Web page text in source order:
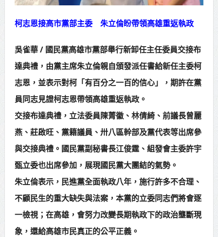
賴清德總統主持將官晉任 期勉精進
不對稱戰力
蔣萬安再拋出「倒閣說」 喊推陳其
邁組閣
賴總統肯定「金唐獎」得獎者及入
圍者 允諾完善支持體系
柯志恩接高市黨部主委 朱立倫盼帶領高雄重返執政
吳雀華 / 國民黨高雄市黨部舉行新卸任主任委員交接布
達典禮，由黨主席朱立倫親自頒發派任書給新任主委柯
志恩，並表示對柯「有百分之一百的信心」，期許在黨
員同志見證柯志恩帶領高雄重返執政。
交接布達典禮，立法委員陳菁徽、林倩綺、前議長曾麗
燕、莊啟旺、黨籍議員、卅八區幹部及黨代表等出席參
與交接典禮。國民黨副秘書長江俊霆、組發會主委許宇
甄立委也出席參加，展現國民黨大團結的氣勢。
朱立倫表示，民進黨全面執政八年，施行許多不合理、
不顧民生的重大缺失與法案，本黨的立委同志們將會逐
一檢視；在高雄，會努力改變長期執政下的政治壟斷現
象，還給高雄市民真正的公平正義。